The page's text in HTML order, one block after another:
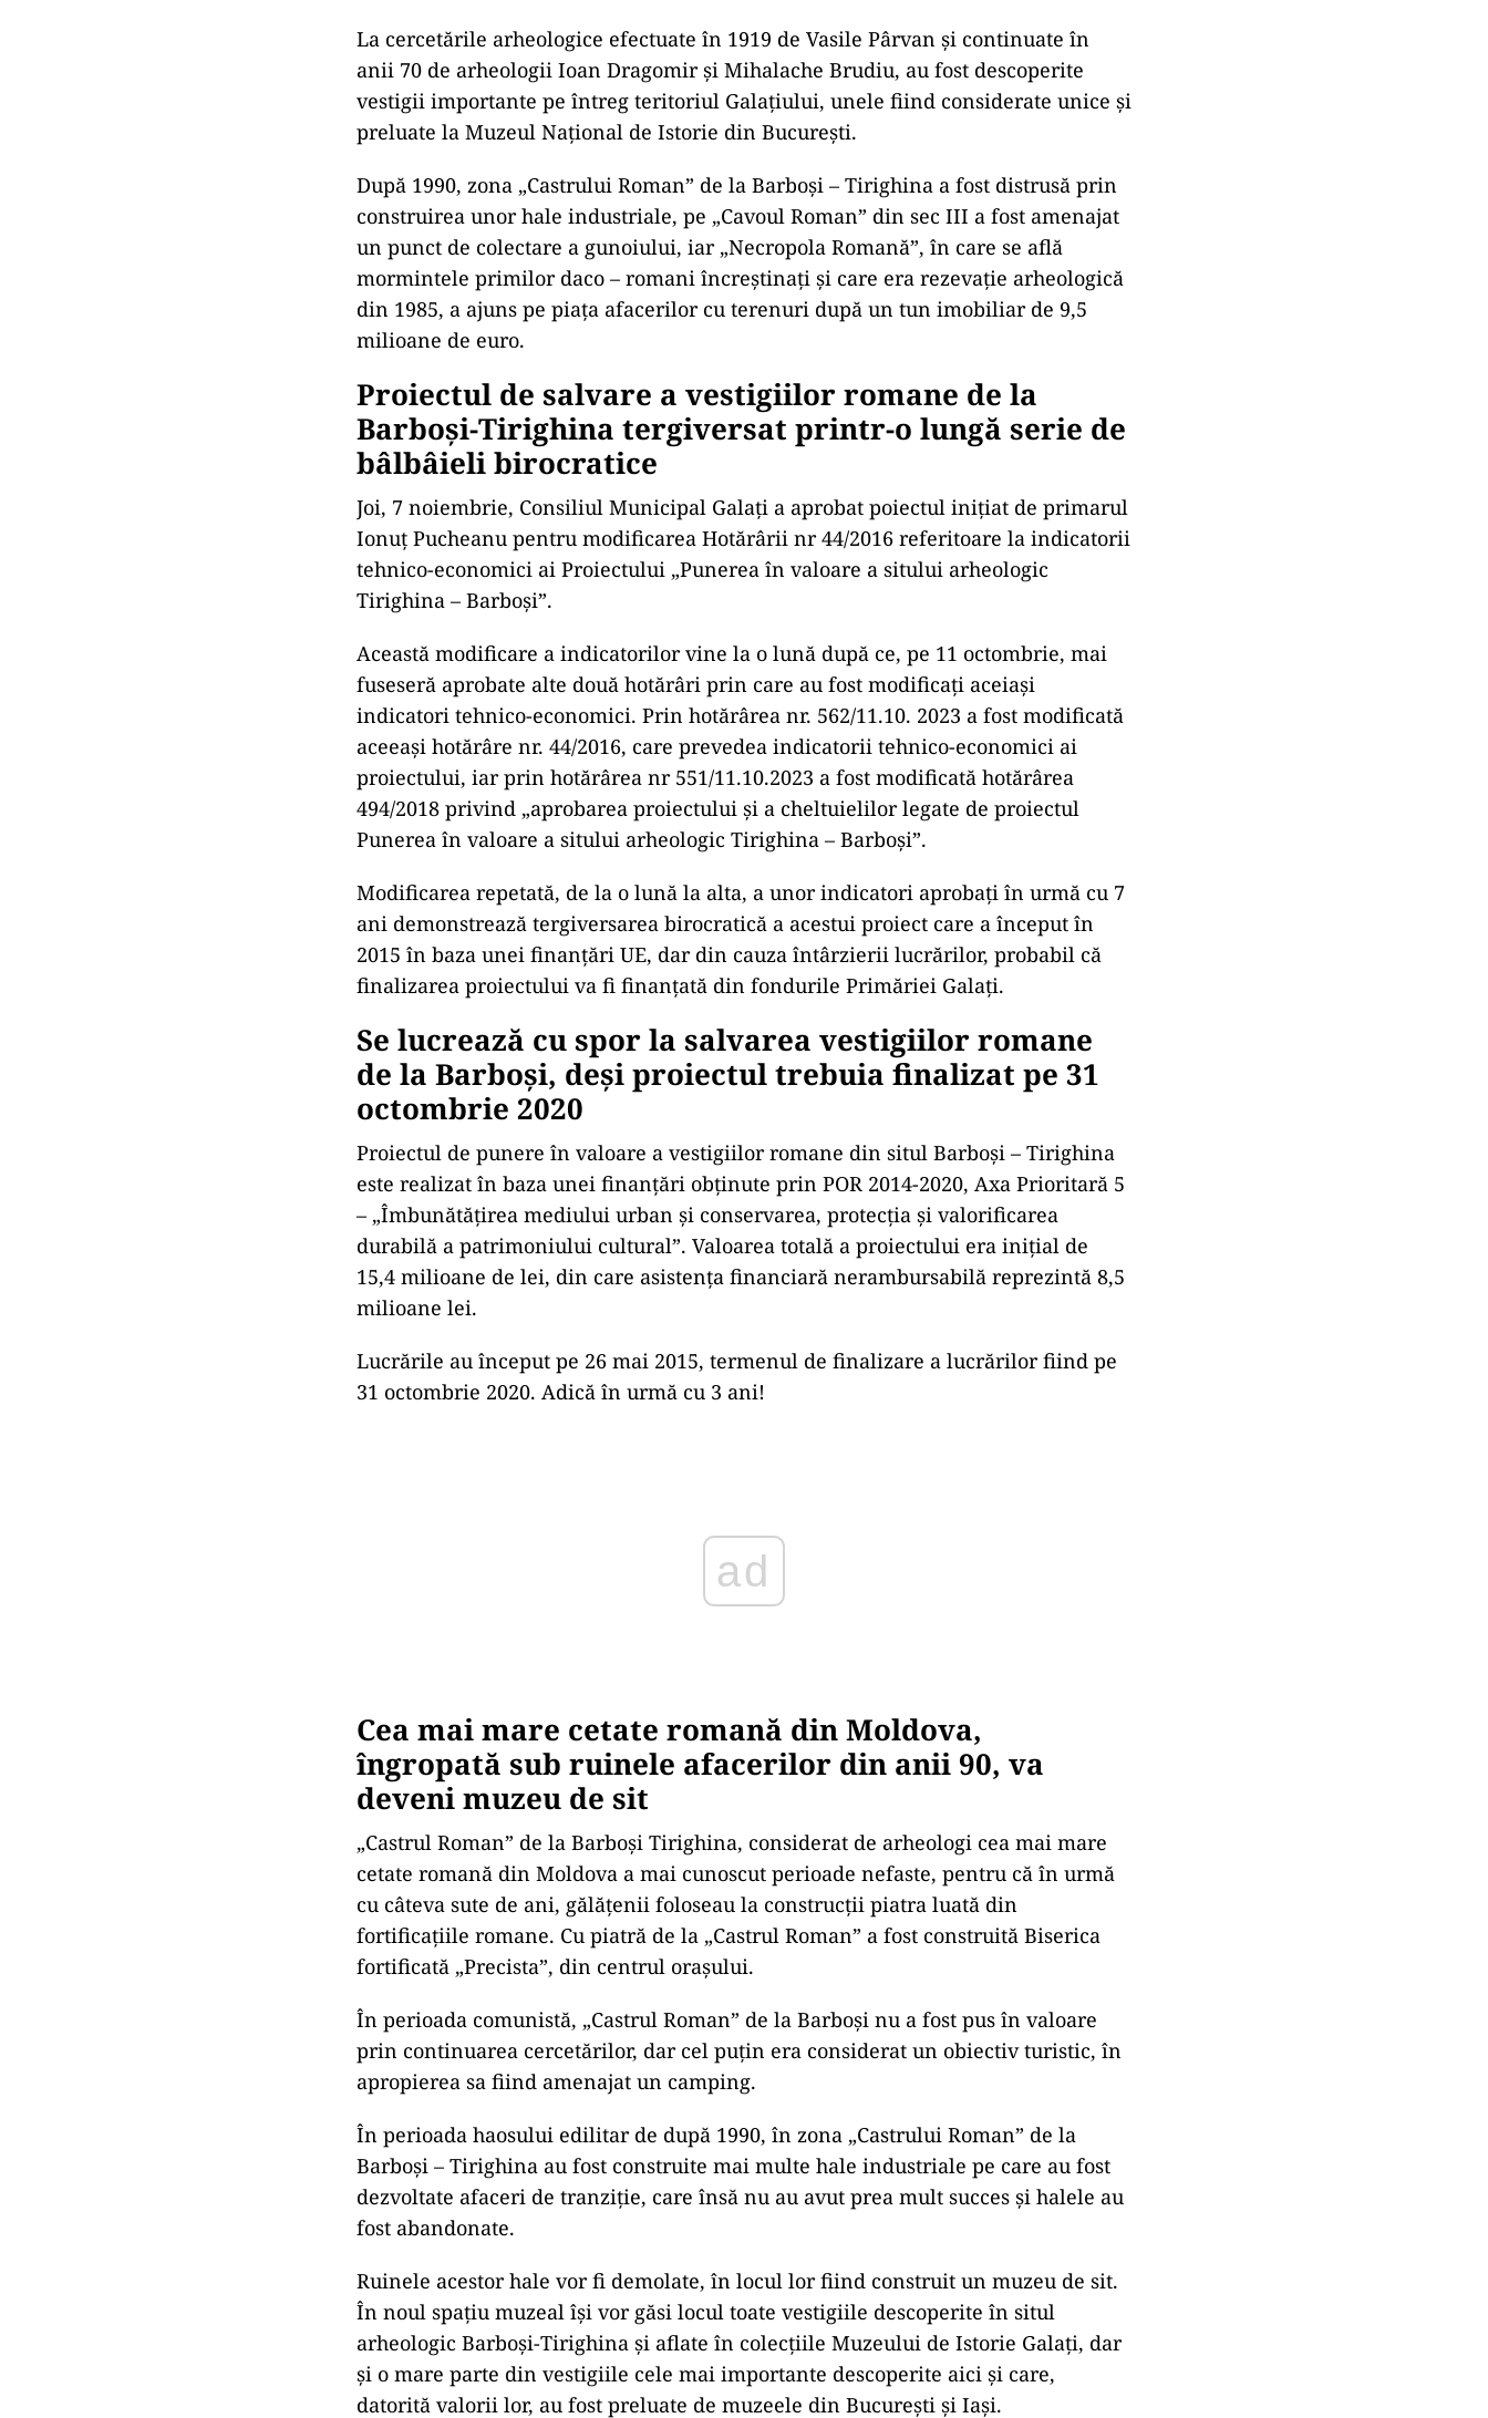
ad
La cercetările arheologice efectuate în 1919 de Vasile Pârvan și continuate în
anii 70 de arheologii Ioan Dragomir și Mihalache Brudiu, au fost descoperite
vestigii importante pe întreg teritoriul Galațiului, unele fiind considerate unice și
preluate la Muzeul Național de Istorie din București.
După 1990, zona „Castrului Roman” de la Barboși – Tirighina a fost distrusă prin
construirea unor hale industriale, pe „Cavoul Roman” din sec III a fost amenajat
mormintele primilor daco – romani încreștinați și care era rezevație arheologică
din 1985, a ajuns pe piața afacerilor cu terenuri după un tun imobiliar de 9,5
milioane de euro.
Proiectul de salvare a vestigiilor romane de la
Barboși-Tirighina tergiversat printr-o lungă serie de
bâlbâieli birocratice
Joi, 7 noiembrie, Consiliul Municipal Galați a aprobat poiectul inițiat de primarul
Ionuț Pucheanu pentru modificarea Hotărârii nr 44/2016 referitoare la indicatorii
tehnico-economici ai Proiectului „Punerea în valoare a sitului arheologic
Tirighina – Barboși”.
Această modificare a indicatorilor vine la o lună după ce, pe 11 octombrie, mai
fuseseră aprobate alte două hotărâri prin care au fost modificați aceiași
indicatori tehnico-economici. Prin hotărârea nr. 562/11.10. 2023 a fost modificată
aceeași hotărâre nr. 44/2016, care prevedea indicatorii tehnico-economici ai
proiectului, iar prin hotărârea nr 551/11.10.2023 a fost modificată hotărârea
494/2018 privind „aprobarea proiectului și a cheltuielilor legate de proiectul
Punerea în valoare a sitului arheologic Tirighina – Barboși”.
Modificarea repetată, de la o lună la alta, a unor indicatori aprobați în urmă cu 7
ani demonstrează tergiversarea birocratică a acestui proiect care a început în
finalizarea proiectului va fi finanțată din fondurile Primăriei Galați.
Proiectul de punere în valoare a vestigiilor romane din situl Barboși – Tirighina
este realizat în baza unei finanțări obținute prin POR 2014-2020, Axa Prioritară 5
– „Îmbunătățirea mediului urban și conservarea, protecția și valorificarea
Lucrările au început pe 26 mai 2015, termenul de finalizare a lucrărilor fiind pe
31 octombrie 2020. Adică în urmă cu 3 ani!
ad
Cea mai mare cetate romană din Moldova,
îngropată sub ruinele afacerilor din anii 90, va
deveni muzeu de sit
„Castrul Roman” de la Barboși Tirighina, considerat de arheologi cea mai mare
cu câteva sute de ani, gălățenii foloseau la construcții piatra luată din
fortificațiile romane. Cu piatră de la „Castrul Roman” a fost construită Biserica
fortificată „Precista”, din centrul orașului.
În perioada comunistă, „Castrul Roman” de la Barboși nu a fost pus în valoare